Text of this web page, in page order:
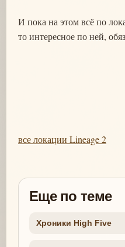
И пока на этом всё по
то интересное по ней,
все локации Lineage 2
Еще по теме
Хроники High Five